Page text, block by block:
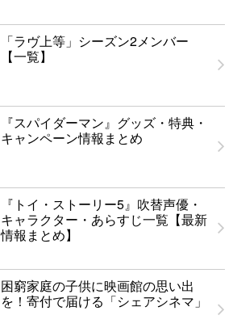
「ラヴ上等」シーズン2メンバー
【一覧】
『スパイダーマン』グッズ・特典・
キャンペーン情報まとめ
『トイ・ストーリー5』吹替声優・
キャラクター・あらすじ一覧【最新
情報まとめ】
困窮家庭の子供に映画館の思い出
を！寄付で届ける「シェアシネマ」